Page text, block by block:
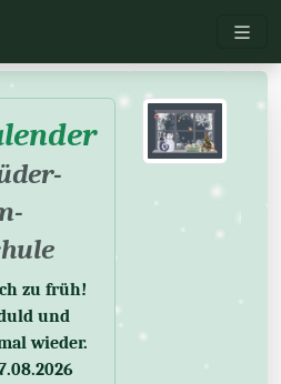
zu früh!
und
wieder.